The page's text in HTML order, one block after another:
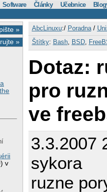
Software Články Učebnice
»
»
v
AbcLinuxu:/ Poradna/
Štítky: Bash, BSD,
Dotaz:
pro
ve
3.3.2007
sykora
ruzne